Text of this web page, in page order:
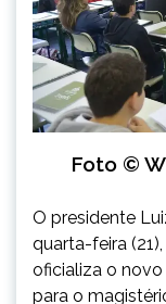
Foto ©
O presidente
quarta-feira
oficializa o
para o